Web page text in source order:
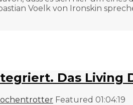
Voelk von Ironskin
Das Living
Featured 01:04:19